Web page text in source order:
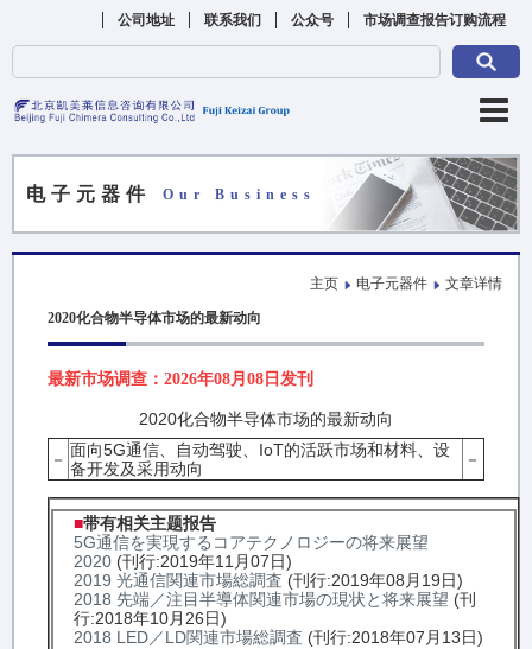
公司地址 联系我们 公众号 市场调查报告订购流程
电子元器件 Our Business
主页 电子元器件 文章详情
2020化合物半导体市场的最新动向
最新市场调查：2026年08月08日发刊
2020化合物半导体市场的最新动向
－ 面向5G通信、自动驾驶、IoT的活跃市场和材料、设
备开发及采用动向
－
■带有相关主题报告
5G通信を実現するコアテクノロジーの将来展望
2020 (刊行:2019年11月07日)
2019 光通信関連市場総調査 (刊行:2019年08月19日)
2018 先端／注目半導体関連市場の現状と将来展望 (刊
行:2018年10月26日)
2018 LED／LD関連市場総調査 (刊行:2018年07月13日)